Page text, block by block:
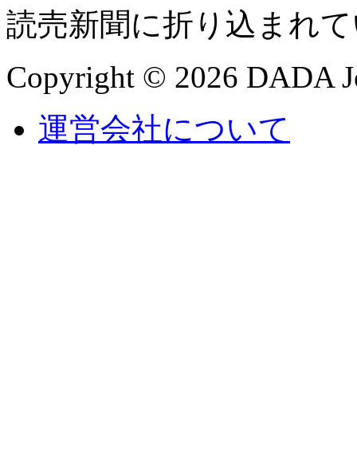
読売新聞に折り込まれ
Copyright © 2026 DADA
運営会社について